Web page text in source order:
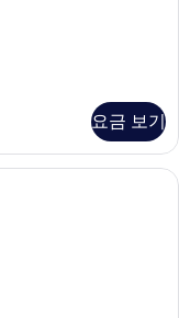
요금 보기
룸, 테라스 | 책상, 방음 설